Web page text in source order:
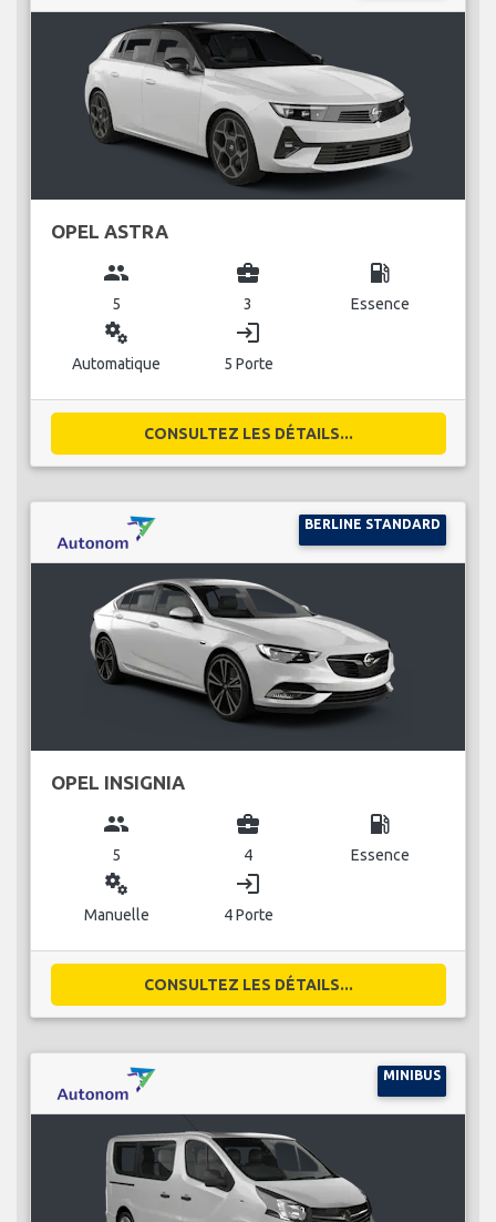
OPEL ASTRA
group
5
business_center
3
local_gas_station
Essence
miscellaneous_services
Automatique
login
5 Porte
CONSULTEZ LES DÉTAILS...
BERLINE STANDARD
OPEL INSIGNIA
group
5
business_center
4
local_gas_station
Essence
miscellaneous_services
Manuelle
login
4 Porte
CONSULTEZ LES DÉTAILS...
MINIBUS